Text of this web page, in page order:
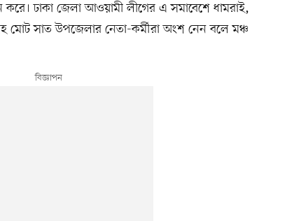
ঢাকা জেলা আওয়ামী লীগের এ সমাবেশে ধামরাই,
মোট সাত উপজেলার নেতা-কর্মীরা অংশ নেন বলে মঞ্চ